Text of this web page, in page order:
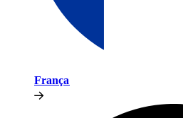
França​​